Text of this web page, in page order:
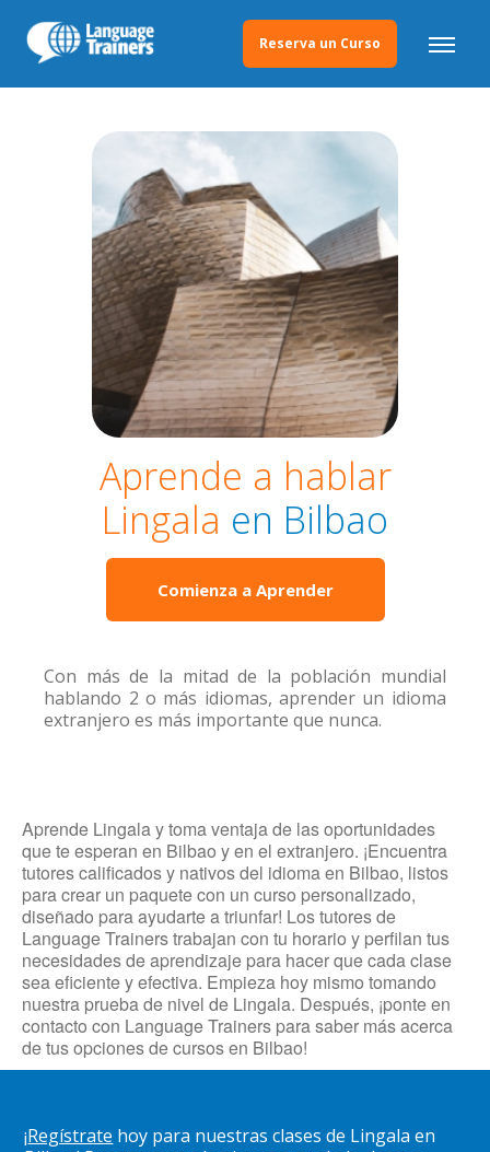
Reserva un Curso
Aprende a hablar
Lingala en Bilbao
Comienza a Aprender
Con más de la mitad de la población mundial
hablando 2 o más idiomas, aprender un idioma
extranjero es más importante que nunca.
Aprende Lingala y toma ventaja de las oportunidades
que te esperan en Bilbao y en el extranjero. ¡Encuentra
tutores calificados y nativos del idioma en Bilbao, listos
para crear un paquete con un curso personalizado,
diseñado para ayudarte a triunfar! Los tutores de
Language Trainers trabajan con tu horario y perfilan tus
necesidades de aprendizaje para hacer que cada clase
sea eficiente y efectiva. Empieza hoy mismo tomando
nuestra prueba de nivel de Lingala. Después, ¡ponte en
contacto con Language Trainers para saber más acerca
de tus opciones de cursos en Bilbao!
¡Regístrate hoy para nuestras clases de Lingala en